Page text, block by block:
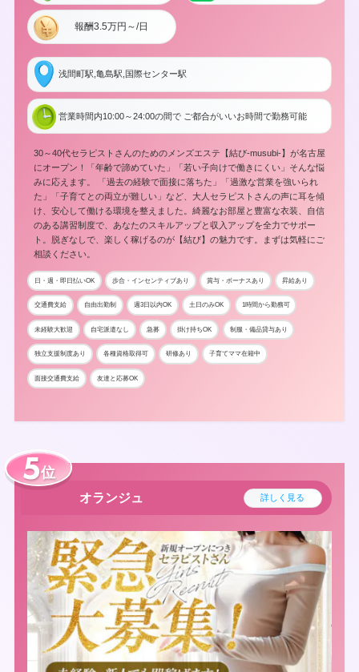
報酬3.5万円～/日
浅間町駅,亀島駅,国際センター駅
営業時間内10:00～24:00の間で ご都合がいいお時間で勤務可能
30～40代セラピストさんのためのメンズエステ【結び-musubi-】が名古屋
にオープン！「年齢で諦めていた」「若い子向けで働きにくい」そんな悩
みに応えます。 「過去の経験で面接に落ちた」「過激な営業を強いられ
た」「子育てとの両立が難しい」など、大人セラピストさんの声に耳を傾
け、安心して働ける環境を整えました。綺麗なお部屋と豊富な衣装、自信
のある講習制度で、あなたのスキルアップと収入アップを全力でサポー
ト。脱ぎなしで、楽しく稼げるのが【結び】の魅力です。まずは気軽にご
相談ください。
日・週・即日払いOK 歩合・インセンティブあり 賞与・ボーナスあり 昇給あり
交通費支給 自由出勤制 週3日以内OK 土日のみOK 1時間から勤務可
未経験大歓迎 自宅派遣なし 急募 掛け持ちOK 制服・備品貸与あり
独立支援制度あり 各種資格取得可 研修あり 子育てママ在籍中
面接交通費支給 友達と応募OK
位
オランジュ 詳しく見る